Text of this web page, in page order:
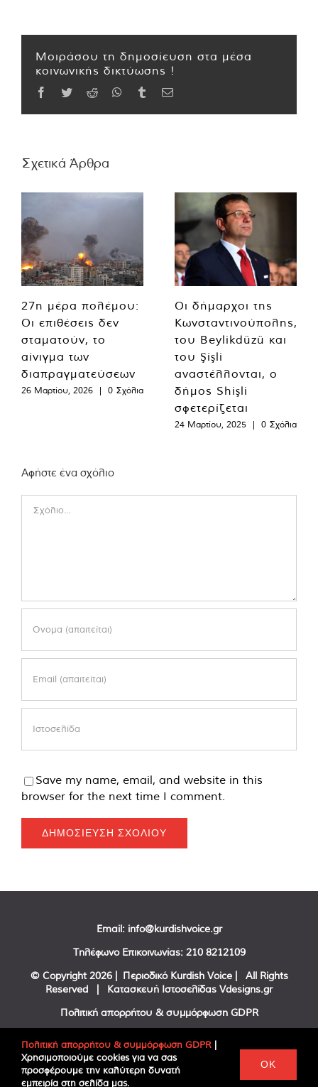
Μοιράσου τη δημοσίευση στα μέσα
κοινωνικής δικτύωσης !
Facebook
TwitterReddit WhatsApp
TumblrEmail
Σχετικά Άρθρα
27η μέρα πολέμου:
Οι επιθέσεις δεν
σταματούν, το
αίνιγμα των
διαπραγματεύσεων
26 Μαρτίου, 2026 | 0 Σχόλια
Οι δήμαρχοι της
Κωνσταντινούπολης,
του Beylikdüzü και
του Şişli
αναστέλλονται, ο
δήμος Shişli
σφετερίζεται
24 Μαρτίου, 2025 | 0 Σχόλια
Αφήστε ένα σχόλιο
Save my name, email, and website in this
browser for the next time I comment.
Email: info@kurdishvoice.gr
Τηλέφωνο Επικοινωνίας: 210 8212109
© Copyright 2026 | Περιοδικό Kurdish Voice | All Rights
Reserved | Κατασκευή Ιστοσελίδας Vdesigns.gr
Πολιτική απορρήτου & συμμόρφωση GDPR
FacebookTwitter
Πολιτική απορρήτου & συμμόρφωση GDPR |
Χρησιμοποιούμε cookies για να σας
προσφέρουμε την καλύτερη δυνατή
εμπειρία στη σελίδα μας.
OK